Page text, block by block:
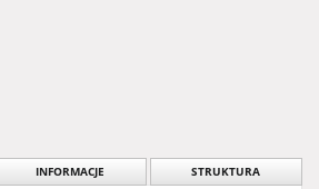
INFORMACJE STRUKTURA